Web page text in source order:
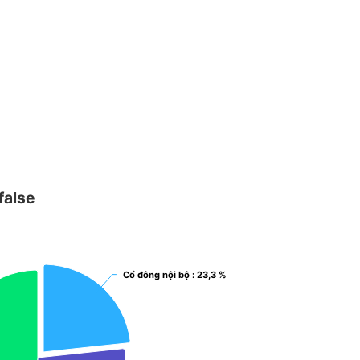
Cổ đông nội bộ : 23,3 %
Cổ đông nội bộ : 23,3 %